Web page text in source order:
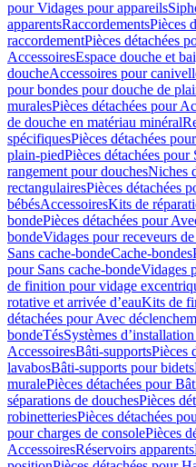
pour Vidages pour appareils
apparentsRaccordementsPièces
raccordementPièces détachées
AccessoiresEspace douche et
doucheAccessoires pour
pour bondes pour douche de
muralesPièces détachées pour
de douche en matériau minéral
spécifiquesPièces détachées
plain-piedPièces détachées
rangement pour douchesNiches
rectangulairesPièces détachées
bébésAccessoiresKits de
bondePièces détachées pour
bondeVidages pour receveurs
Sans cache-bondeCache-bondes
pour Sans cache-bondeVidages
de finition pour vidage
rotative et arrivée d’eauKits de
détachées pour Avec
bondeTésSystèmes
AccessoiresBâti-supportsPièces
lavabosBâti-supports pour bidets
muralePièces détachées pour
séparations de douchesPièces
robinetteriesPièces détachées
pour charges de consolePièces
AccessoiresRéservoirs apparents